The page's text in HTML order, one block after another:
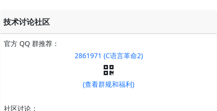
技术讨论社区
官方 QQ 群推荐：
2861971 (C语言革命2)
(查看群规和福利)
社区讨论：